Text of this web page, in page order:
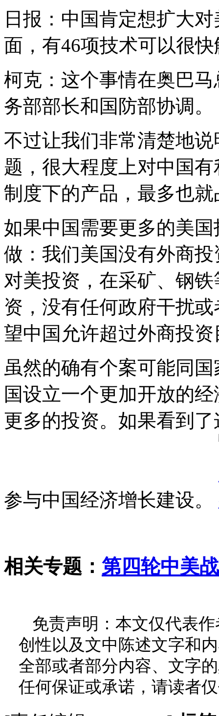
日报：中国肯定想扩大
面，有46项技术可以很
柯克：这个事情在奥巴
务部部长和国防部协调。
不过让我们非常清楚地
题，很大程度上对中国
制度下的产品，最多也
如果中国需要更多的美
做：我们美国没有外商
对美投资，在采矿、钢
资，没有任何政府干扰
望中国允许超过外商投
虽然的确有个案可能同
国设立一个更加开放的
更多的投资。如果看到
参与中国经济增长建设。
相关专题： 第四轮中美
免责声明：本文仅代表
创性以及文中陈述文字和
全部或者部分内容、文字
任何保证或承诺，请读者